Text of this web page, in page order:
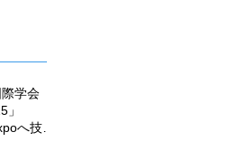
学会
」
へ技術